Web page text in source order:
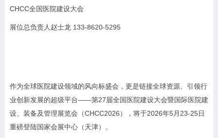
CHCC全国医院建设大会
展位总负责人赵士龙 133-8620-5295
作为全球医院建设领域的风向标盛会，更是链接全球资源、引领行
业创新发展的超级平台——第27届全国医院建设大会暨国际医院建
设、装备及管理展览会（CHCC2026），将于2026年5月23-25日
重磅登陆国家会展中心（天津）。